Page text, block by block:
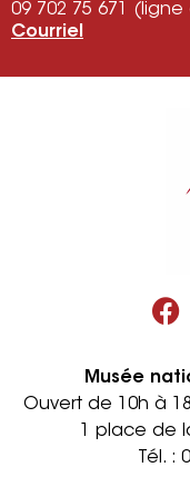
09 702 75 671
Courriel
Musée
Ouvert de 10h à
1 place de
Tél. :